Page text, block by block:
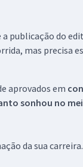
publicação do
mas precisa
aprovados em
sonhou no
da sua